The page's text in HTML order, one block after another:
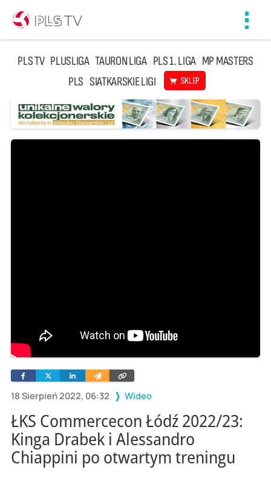
PLS TV PLUSLIGA TAURON LIGA PLS 1. LIGA MP MASTERS
PLS SIATKARSKIE LIGI SKLEP
18 Sierpień 2022, 06:32 Wideo
FacebookTwitterLinkedinWyślij
e-
Skopiuj
link
ŁKS Commercecon Łódź 2022/23:
Kinga Drabek i Alessandro
Chiappini po otwartym treningu